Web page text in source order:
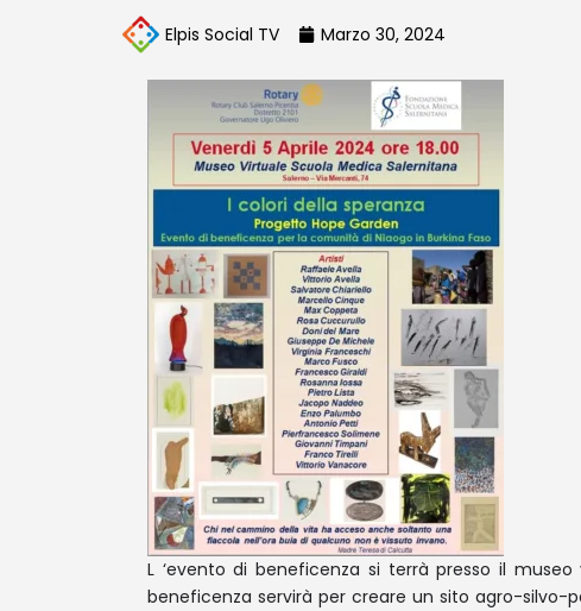
Elpis Social TV Marzo 30, 2024
L ‘evento di beneficenza si terrà presso il
beneficenza servirà per creare un sito agro-silvo-